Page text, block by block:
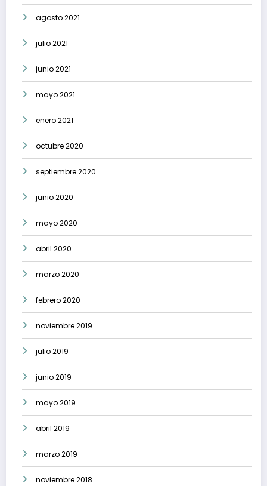
agosto 2021
julio 2021
junio 2021
mayo 2021
enero 2021
octubre 2020
septiembre 2020
junio 2020
mayo 2020
abril 2020
marzo 2020
febrero 2020
noviembre 2019
julio 2019
junio 2019
mayo 2019
abril 2019
marzo 2019
noviembre 2018